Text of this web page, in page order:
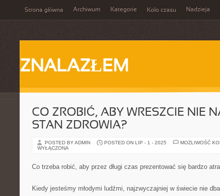
Strona główna Archiwum Kategorie Koło czasu Nadzieja
ZNALAZŁEM
CO ZROBIĆ, ABY WRESZCIE NIE
STAN ZDROWIA?
POSTED BY ADMIN POSTED ON LIP - 1 - 2025
MOŻLIWOŚĆ
WYŁĄCZONA
Co trzeba robić, aby przez długi czas prezentować się bardzo
Kiedy jesteśmy młodymi ludźmi, najzwyczajniej w świecie nie